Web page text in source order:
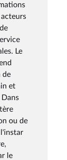
Le
de
et
ou de
le